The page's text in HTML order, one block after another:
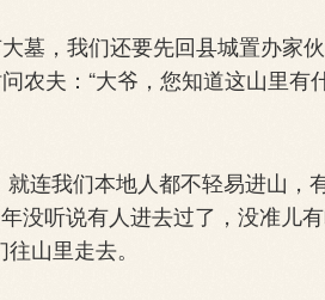
，我们还要先回县城置办家
农夫：“大爷，您知道这山里有
连我们本地人都不轻易进山，
没听说有人进去过了，没准儿
山里走去。